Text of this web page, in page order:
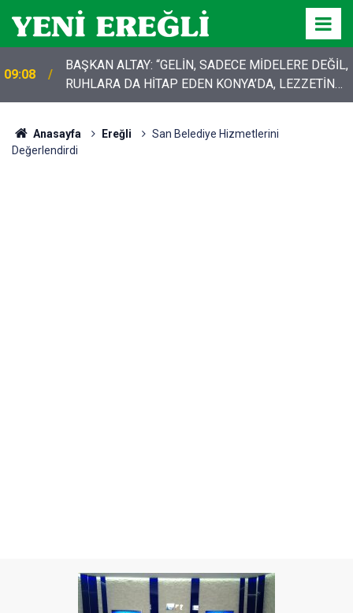
09:08
BAŞKAN ALTAY: “GELİN, SADECE MİDELERE DEĞİL,
RUHLARA DA HİTAP EDEN KONYA’DA, LEZZETİN
BAŞKENTİNDE BULUŞALIM”
Anasayfa Ereğli
San Belediye Hizmetlerini
Değerlendirdi